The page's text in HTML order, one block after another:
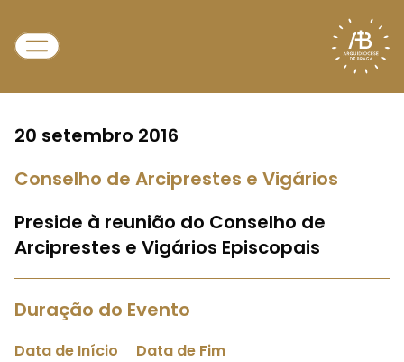
20 setembro 2016
Conselho de Arciprestes e Vigários
Preside à reunião do Conselho de
Arciprestes e Vigários Episcopais
Duração do Evento
Data de Início Data de Fim